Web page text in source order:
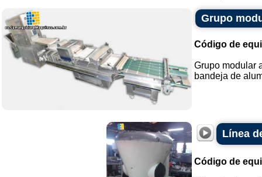
Grupo
Código de
Grupo modular
bandeja de
Línea
Código de